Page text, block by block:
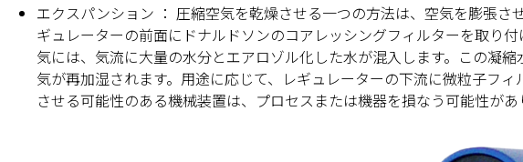
エクスパンション ： 圧縮空気を乾燥させる一つの方法は、空気を膨張
ギュレーターの前面にドナルドソンのコアレッシングフィルターを取り
気には、気流に大量の水分とエアロゾル化した水が混入します。この凝
気が再加湿されます。用途に応じて、レギュレーターの下流に微粒子フ
させる可能性のある機械装置は、プロセスまたは機器を損なう可能性があ